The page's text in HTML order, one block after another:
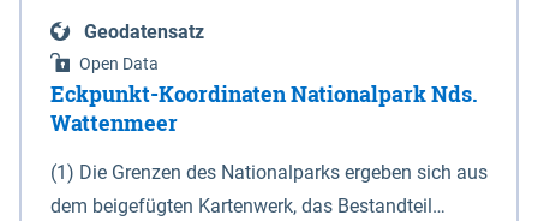
Geodatensatz
Open Data
Eckpunkt-Koordinaten Nationalpark Nds.
Wattenmeer
(1) Die Grenzen des Nationalparks ergeben sich aus
dem beigefügten Kartenwerk, das Bestandteil